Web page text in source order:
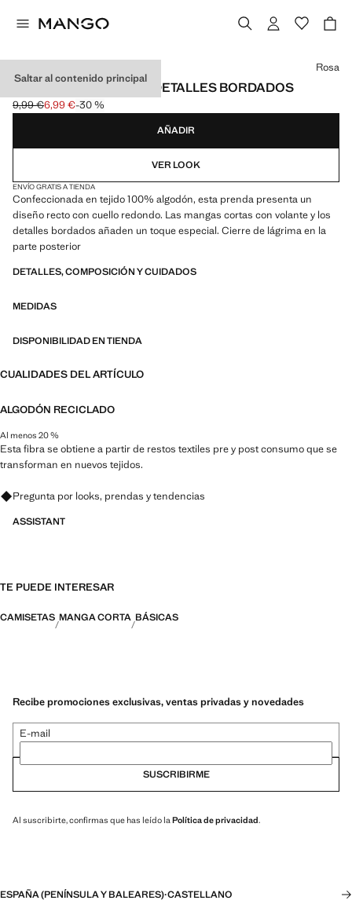
Saltar al contenido principal
CAMISETA VOLANTES DETALLES BORDADOS
Precio inicial tachado [9,99 € ]
9,99 €
Precio actual [6,99 € ]
6,99 €-30 %
Selecciona un color
Rosa
AÑADIR
VER LOOK
ENVÍO GRATIS A TIENDA
Confeccionada en tejido 100% algodón, esta prenda presenta un
diseño recto con cuello redondo. Las mangas cortas con volante y los
detalles bordados añaden un toque especial. Cierre de lágrima en la
parte posterior
DETALLES, COMPOSICIÓN Y CUIDADOS
MEDIDAS
DISPONIBILIDAD EN TIENDA
CUALIDADES DEL ARTÍCULO
ALGODÓN RECICLADO
Al menos 20 %
Esta fibra se obtiene a partir de restos textiles pre y post consumo que se
transforman en nuevos tejidos.
Pregunta por looks, prendas y tendencias
ASSISTANT
TE PUEDE INTERESAR
CAMISETAS MANGA CORTA BÁSICAS
Recibe promociones exclusivas, ventas privadas y novedades
E-mail
SUSCRIBIRME
Al suscribirte, confirmas que has leído laPolítica de privacidad.
ESPAÑA (PENÍNSULA Y BALEARES)·CASTELLANO